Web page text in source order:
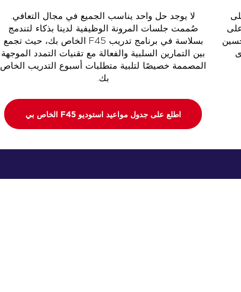
لا يوجد حل واحد يناسب الجميع في مجال التعافي.
صُممت جلسات المرونة الوظيفية لدينا بذكاء لتندمج
بسلاسة في برنامج تدريب F45 الخاص بك، حيث تجمع
بين التمارين السلبية والفعالة مع تقنيات التمدد الموجهة
المصممة خصيصًا لتلبية متطلبات أسبوع التدريب الخاص
بك.
اطلع على جدول مواعيد استوديو F45 الخاص بي